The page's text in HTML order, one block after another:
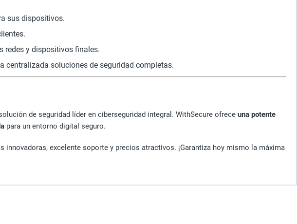
sus dispositivos.
redes y dispositivos finales.
centralizada soluciones de seguridad completas.
de seguridad líder en ciberseguridad integral. WithSecure ofrece una potente
para un entorno digital seguro.
innovadoras, excelente soporte y precios atractivos. ¡Garantiza hoy mismo la máxima